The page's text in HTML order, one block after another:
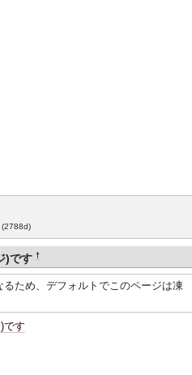
(2788d)
)です †
ため、デフォルトでこのページは凍
です